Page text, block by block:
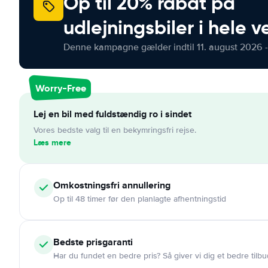
udlejningsbiler i hele
Denne kampagne gælder indtil 11. august 2026
Worry-Free
Lej en bil med fuldstændig ro i sindet
Vores bedste valg til en bekymringsfri rejse.
Læs mere
Omkostningsfri annullering
Op til 48 timer før den planlagte afhentningstid
Bedste prisgaranti
Har du fundet en bedre pris? Så giver vi dig et bedre